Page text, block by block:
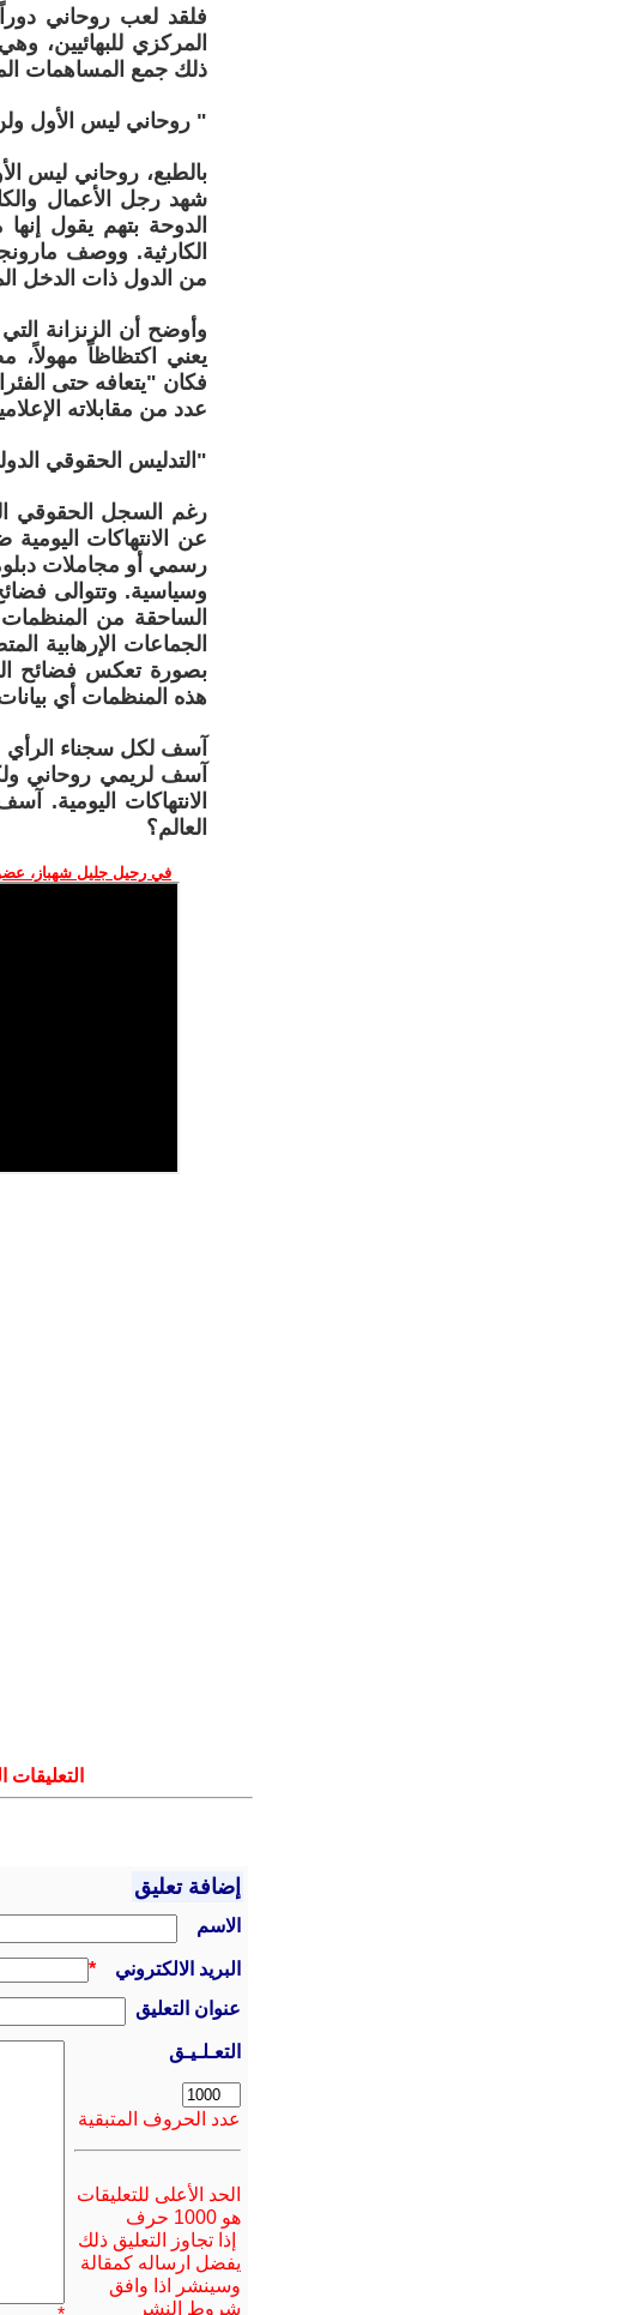
فلقد لعب روحاني
المركزي للبهائيين،
ذلك جمع المساهمات
" روحاني ليس الأول
بالطبع، روحاني ليس
شهد رجل الأعمال
الدوحة بتهم يقول
الكارثية. ووصف
من الدول ذات الدخل
يعني اكتظاظاً مهولاً،
فكان "يتعافه حتى
عدد من مقابلاته
"التدليس الحقوقي
رغم السجل الحقوقي
عن الانتهاكات
رسمي أو مجاملات
وسياسية. وتتوالى
الساحقة من
الجماعات الإرهابية
بصورة تعكس فضائح
هذه المنظمات أي
آسف لكل سجناء الرأي
آسف لريمي روحاني
الانتهاكات اليومية.
العالم؟
في رحيل جليل شهباز، عضو
إضافة تعليق
الاسم
البريد الالكتروني
*
عنوان التعليق
التعـلـيـق
عدد الحروف المتبقية
الحد الأعلى للتعليقات
هو 1000 حرف
إذا تجاوز التعليق ذلك
يفضل ارساله كمقالة
وسينشر اذا وافق
شروط النشر